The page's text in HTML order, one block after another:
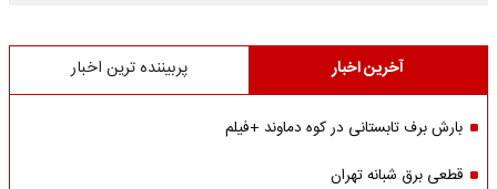
آخرین اخبار پربیننده ترین اخبار
بارش برف تابستانی در کوه دماوند +فیلم
قطعی برق شبانه تهران